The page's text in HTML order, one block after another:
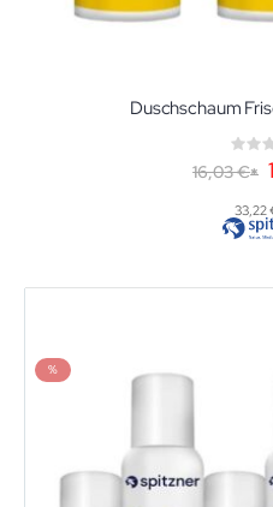
Duschschaum
0%
16,03 €
33,22
%